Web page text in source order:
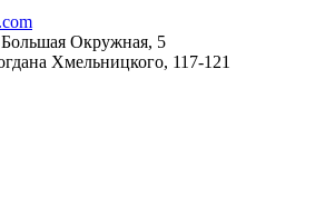
Окружная, 5
Хмельницкого, 117-121